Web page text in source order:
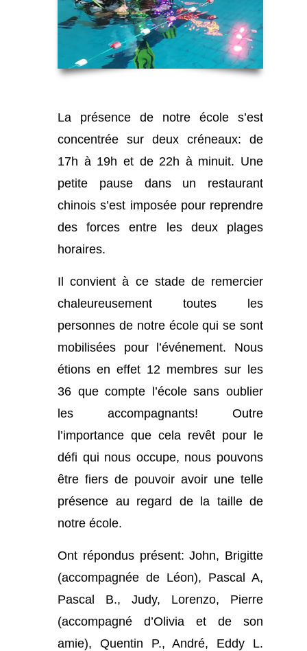
La présence de notre école s’est
concentrée sur deux créneaux: de
17h à 19h et de 22h à minuit. Une
petite pause dans un restaurant
chinois s’est imposée pour reprendre
des forces entre les deux plages
horaires.
Il convient à ce stade de remercier
chaleureusement toutes les
personnes de notre école qui se sont
mobilisées pour l’événement. Nous
étions en effet 12 membres sur les
36 que compte l’école sans oublier
les accompagnants! Outre
l’importance que cela revêt pour le
défi qui nous occupe, nous pouvons
être fiers de pouvoir avoir une telle
présence au regard de la taille de
notre école.
Ont répondus présent: John, Brigitte
(accompagnée de Léon), Pascal A,
Pascal B., Judy, Lorenzo, Pierre
(accompagné d’Olivia et de son
amie), Quentin P., André, Eddy L.